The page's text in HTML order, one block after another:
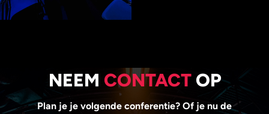
NEEM CONTACTOP
Plan je je volgende conferentie? Of je nu de